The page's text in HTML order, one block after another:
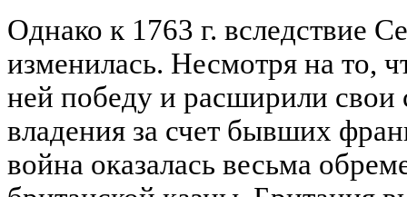
Однако к 1763 г. вследствие
изменилась. Несмотря на то,
ней победу и расширили свои
владения за счет бывших
война оказалась весьма